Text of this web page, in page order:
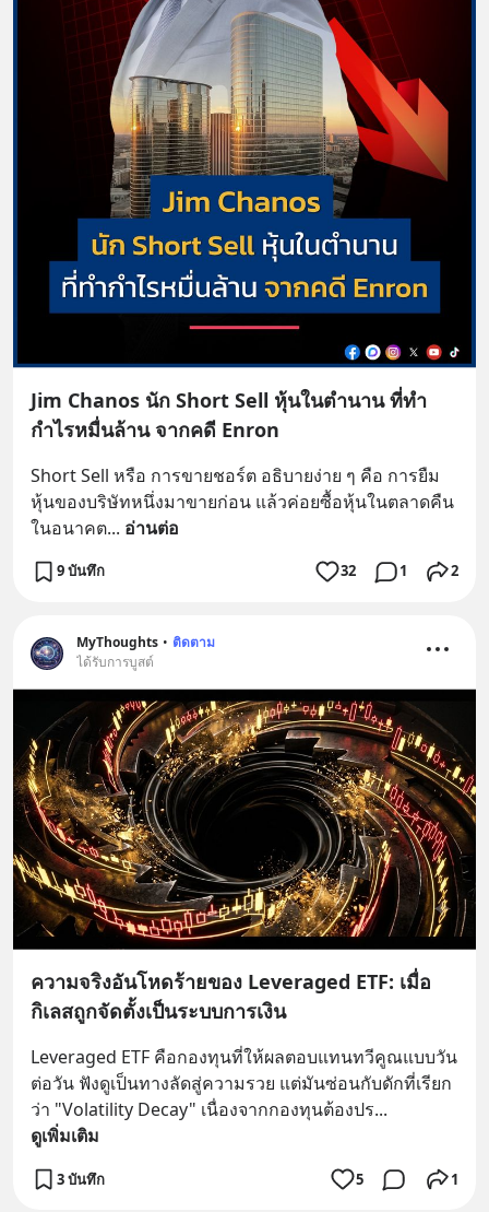
Jim Chanos นัก Short Sell หุ้นในตำนาน ที่ทำ
กำไรหมื่นล้าน จากคดี Enron
Short Sell หรือ การขายชอร์ต อธิบายง่าย ๆ คือ การยืม
หุ้นของบริษัทหนึ่งมาขายก่อน แล้วค่อยซื้อหุ้นในตลาดคืน
ในอนาคต... อ่านต่อ
9 บันทึก 32 1 2
MyThoughts • ติดตาม
ได้รับการบูสต์
ความจริงอันโหดร้ายของ Leveraged ETF: เมื่อ
กิเลสถูกจัดตั้งเป็นระบบการเงิน
Leveraged ETF คือกองทุนที่ให้ผลตอบแทนทวีคูณแบบวัน
ต่อวัน ฟังดูเป็นทางลัดสู่ความรวย แต่มันซ่อนกับดักที่เรียก
ว่า "Volatility Decay" เนื่องจากกองทุนต้องปร...
ดูเพิ่มเติม
3 บันทึก 5 1